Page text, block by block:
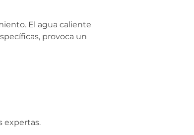
El agua caliente
provoca un
expertas.